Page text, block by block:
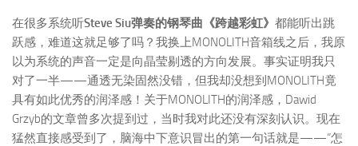
在很多系统听Steve Siu弹奏的钢琴曲《跨越彩虹》 都能听出跳
跃感，难道这就足够了吗？我换上MONOLITH音箱线之后，我原
以为系统的声音一定是向晶莹剔透的方向发展。事实证明我只
对了一半——通透无染固然没错，但我却没想到MONOLITH竟
具有如此优秀的润泽感！关于MONOLITH的润泽感，Dawid
Grzyb的文章曾多次提到过，当时我对此还没有深刻认识。现在
猛然直接感受到了，脑海中下意识冒出的第一句话就是——“怎